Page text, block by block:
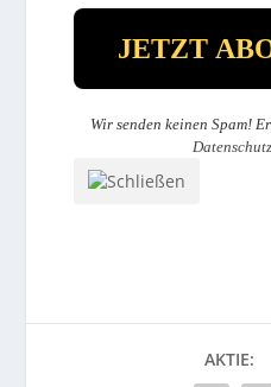
Wir senden keinen Spam!
AKTIE: